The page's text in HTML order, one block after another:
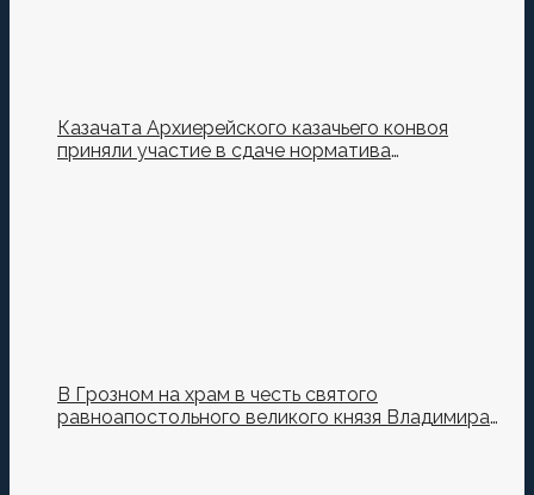
Казачата Архиерейского казачьего конвоя
приняли участие в сдаче норматива
В Грозном на храм в честь святого
равноапостольного великого князя Владимира